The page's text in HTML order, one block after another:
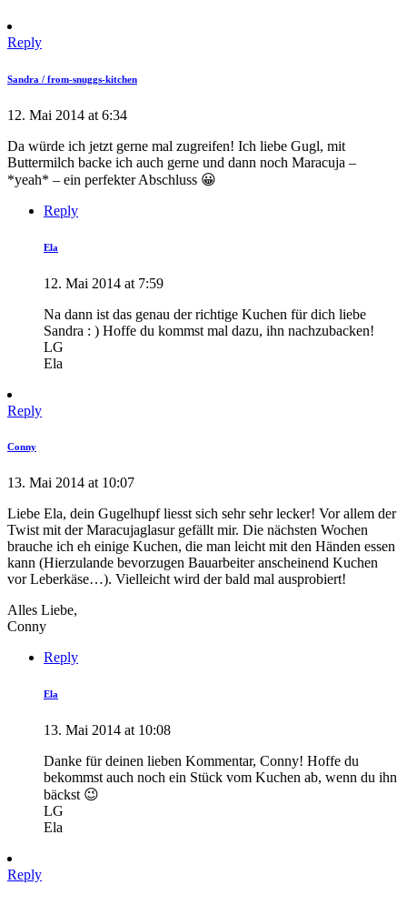
Reply
Sandra / from-snuggs-kitchen
12. Mai 2014 at 6:34
Da würde ich jetzt gerne mal zugreifen! Ich liebe Gugl, mit
Buttermilch backe ich auch gerne und dann noch Maracuja –
*yeah* – ein perfekter Abschluss 😀
Reply
Ela
12. Mai 2014 at 7:59
Na dann ist das genau der richtige Kuchen für dich liebe
Sandra : ) Hoffe du kommst mal dazu, ihn nachzubacken!
LG
Ela
Reply
Conny
13. Mai 2014 at 10:07
Liebe Ela, dein Gugelhupf liesst sich sehr sehr lecker! Vor allem der
Twist mit der Maracujaglasur gefällt mir. Die nächsten Wochen
brauche ich eh einige Kuchen, die man leicht mit den Händen essen
kann (Hierzulande bevorzugen Bauarbeiter anscheinend Kuchen
vor Leberkäse…). Vielleicht wird der bald mal ausprobiert!
Alles Liebe,
Conny
Reply
Ela
13. Mai 2014 at 10:08
Danke für deinen lieben Kommentar, Conny! Hoffe du
bekommst auch noch ein Stück vom Kuchen ab, wenn du ihn
bäckst 😉
LG
Ela
Reply